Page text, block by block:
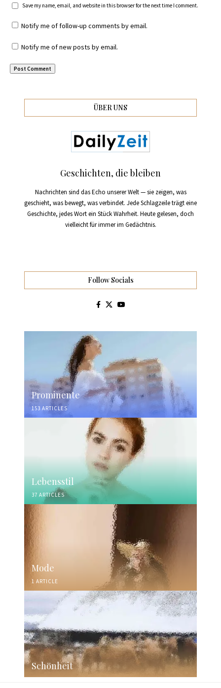
Save my name, email, and website in this browser for the next time I comment.
Notify me of follow-up comments by email.
Notify me of new posts by email.
ÜBER UNS
Geschichten, die bleiben
Nachrichten sind das Echo unserer Welt — sie zeigen, was
geschieht, was bewegt, was verbindet. Jede Schlagzeile trägt eine
Geschichte, jedes Wort ein Stück Wahrheit. Heute gelesen, doch
vielleicht für immer im Gedächtnis.
Follow Socials
Prominente
153 ARTICLES
Lebensstil
37 ARTICLES
Mode
1 ARTICLE
Schönheit